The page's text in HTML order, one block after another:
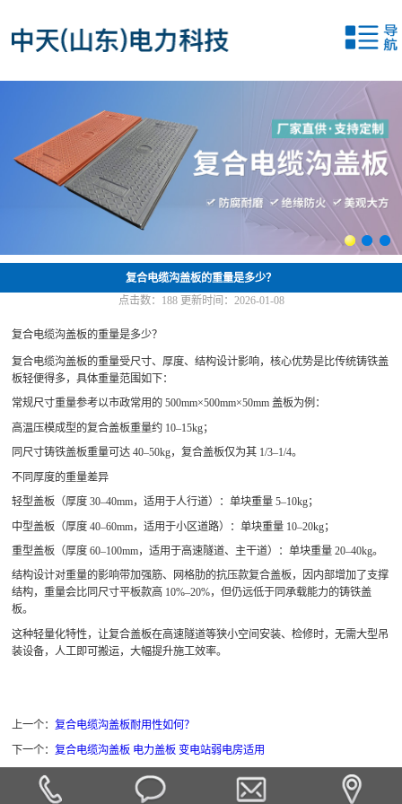
复合电缆沟盖板的重量是多少？
点击数：
188更新时间：2026-01-08
复合电缆沟盖板的重量是多少？
复合电缆沟盖板的重量受尺寸、厚度、结构设计影响，核心优势是比传统铸铁盖
板轻便得多，具体重量范围如下：
常规尺寸重量参考以市政常用的 500mm×500mm×50mm 盖板为例：
高温压模成型的复合盖板重量约 10–15kg；
同尺寸铸铁盖板重量可达 40–50kg，复合盖板仅为其 1/3–1/4。
不同厚度的重量差异
轻型盖板（厚度 30–40mm，适用于人行道）：单块重量 5–10kg；
中型盖板（厚度 40–60mm，适用于小区道路）：单块重量 10–20kg；
重型盖板（厚度 60–100mm，适用于高速隧道、主干道）：单块重量 20–40kg。
结构设计对重量的影响带加强筋、网格肋的抗压款复合盖板，因内部增加了支撑
结构，重量会比同尺寸平板款高 10%–20%，但仍远低于同承载能力的铸铁盖
板。
这种轻量化特性，让复合盖板在高速隧道等狭小空间安装、检修时，无需大型吊
装设备，人工即可搬运，大幅提升施工效率。
上一个：复合电缆沟盖板耐用性如何？
下一个：复合电缆沟盖板 电力盖板 变电站弱电房适用
新闻中心
应用案例
联系我们